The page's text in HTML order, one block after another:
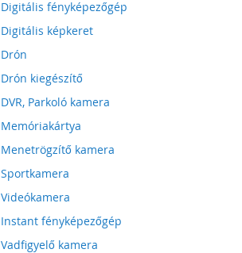
Digitális fényképezőgép
Digitális képkeret
Drón
Drón kiegészítő
DVR, Parkoló kamera
Memóriakártya
Menetrögzítő kamera
Sportkamera
Videókamera
Instant fényképezőgép
Vadfigyelő kamera